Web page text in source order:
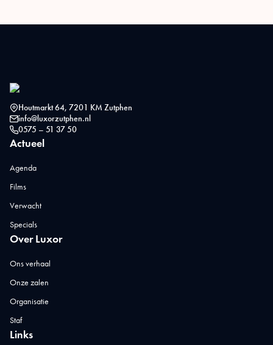
Houtmarkt 64, 7201 KM Zutphen
info@luxorzutphen.nl
0575 – 51 37 50
Actueel
Agenda
Films
Verwacht
Specials
Over Luxor
Ons verhaal
Onze zalen
Organisatie
Staf
Links